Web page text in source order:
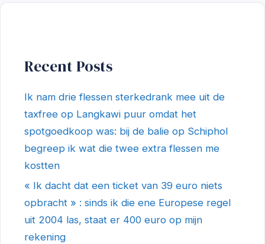
Recent Posts
Ik nam drie flessen sterkedrank mee uit de
taxfree op Langkawi puur omdat het
spotgoedkoop was: bij de balie op Schiphol
begreep ik wat die twee extra flessen me
kostten
« Ik dacht dat een ticket van 39 euro niets
opbracht » : sinds ik die ene Europese regel
uit 2004 las, staat er 400 euro op mijn
rekening